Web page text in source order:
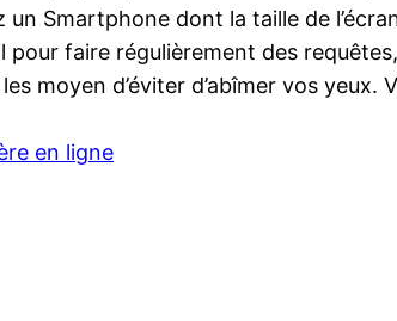
Smartphone dont la taille de
faire régulièrement des
moyen d’éviter d’abîmer vos yeux.
en ligne